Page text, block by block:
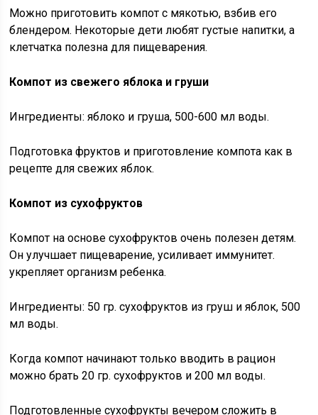
Можно приготовить компот с мякотью, взбив его
блендером. Некоторые дети любят густые напитки, а
клетчатка полезна для пищеварения.
Компот из свежего яблока и груши
Ингредиенты: яблоко и груша, 500-600 мл воды.
Подготовка фруктов и приготовление компота как в
рецепте для свежих яблок.
Компот из сухофруктов
Компот на основе сухофруктов очень полезен детям.
Он улучшает пищеварение, усиливает иммунитет.
укрепляет организм ребенка.
Ингредиенты: 50 гр. сухофруктов из груш и яблок, 500
мл воды.
Когда компот начинают только вводить в рацион
можно брать 20 гр. сухофруктов и 200 мл воды.
Подготовленные сухофрукты вечером сложить в